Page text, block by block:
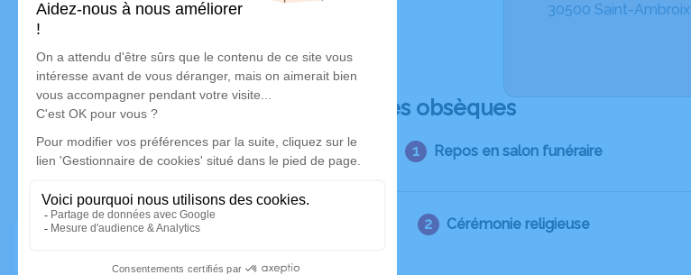
30500 Saint-Ambroix
Déroulé des obsèques
Repos en salon funéraire
Cérémonie religieuse